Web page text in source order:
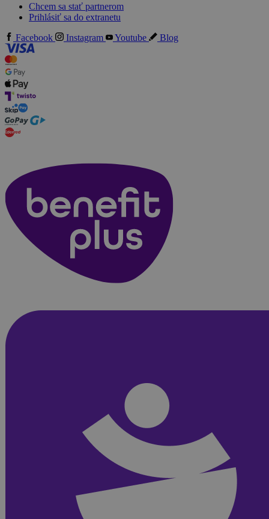
Chcem sa stať partnerom
Prihlásiť sa do extranetu
Facebook
Instagram Youtube Blog